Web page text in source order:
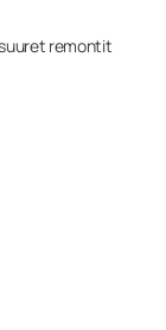
remontit